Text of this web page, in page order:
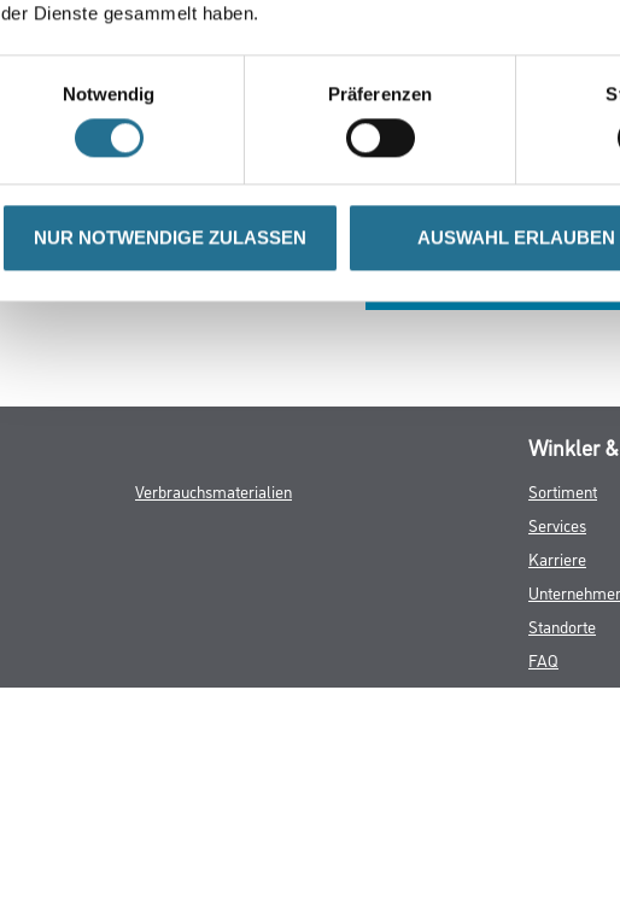
der Dienste gesammelt haben.
Notwendig
Präferenzen
NUR NOTWENDIGE ZULASSEN AUSWAHL ERLAUBEN
Keine Sorge, wir pinseln schon an der Lösung und werden das
Erkunden Sie in der Zwischenzeit unseren Online-
Verbrauchsmaterialien
Winkler
Sortiment
Services
Karriere
Standorte
FAQ